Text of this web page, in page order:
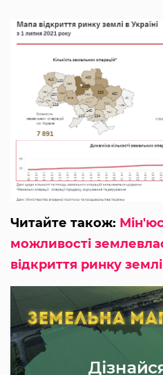
Читайте також:
можливості
відкриття ринку землі